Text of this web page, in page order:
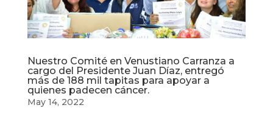
Nuestro Comité en Venustiano Carranza a
cargo del Presidente Juan Díaz, entregó
más de 188 mil tapitas para apoyar a
quienes padecen cáncer.
May 14, 2022